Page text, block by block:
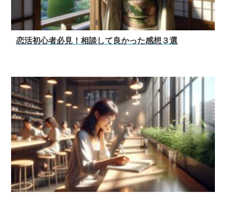
恋活初心者必見！相談して良かった感想３選